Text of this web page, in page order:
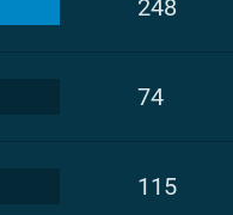
248
74
115